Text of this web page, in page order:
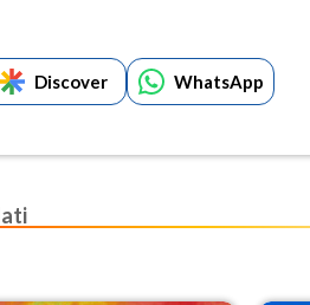
Discover WhatsApp